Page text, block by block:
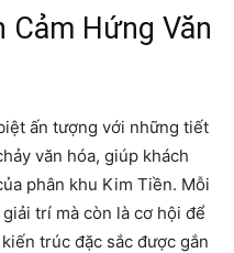
Cảm Hứng Văn
ấn tượng với những tiết
văn hóa, giúp khách
phân khu Kim Tiền. Mỗi
trí mà còn là cơ hội để
trúc đặc sắc được gắn